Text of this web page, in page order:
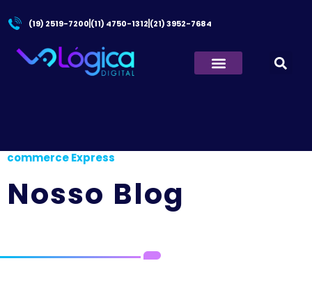
(19) 2519-7200 (11) 4750-1312 (21) 3952-7684
commerce Express
Nosso Blog